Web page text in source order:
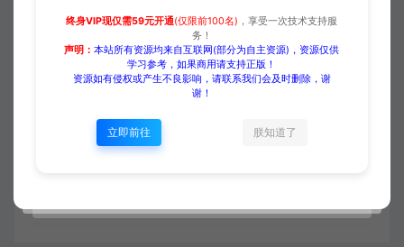
收藏 (0) 打赏 点赞 (0)
HTML模板
【中文模板】加热设备 蓝紫款
响应式模板包含html+CSS+Js+字体文件全套
终身VIP现仅需59元开通(仅限前100名) ，享受一次技术支持服
务！
声明：本站所有资源均来自互联网(部分为自主资源)，资源仅供
学习参考，如果商用请支持正版！
资源如有侵权或产生不良影响，请联系我们会及时删除，谢
谢！
立即前往 朕知道了